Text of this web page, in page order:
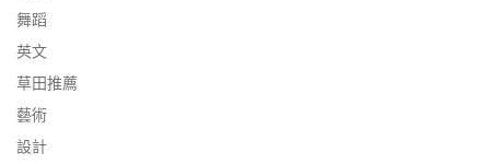
舞蹈
英文
草田推薦
藝術
設計